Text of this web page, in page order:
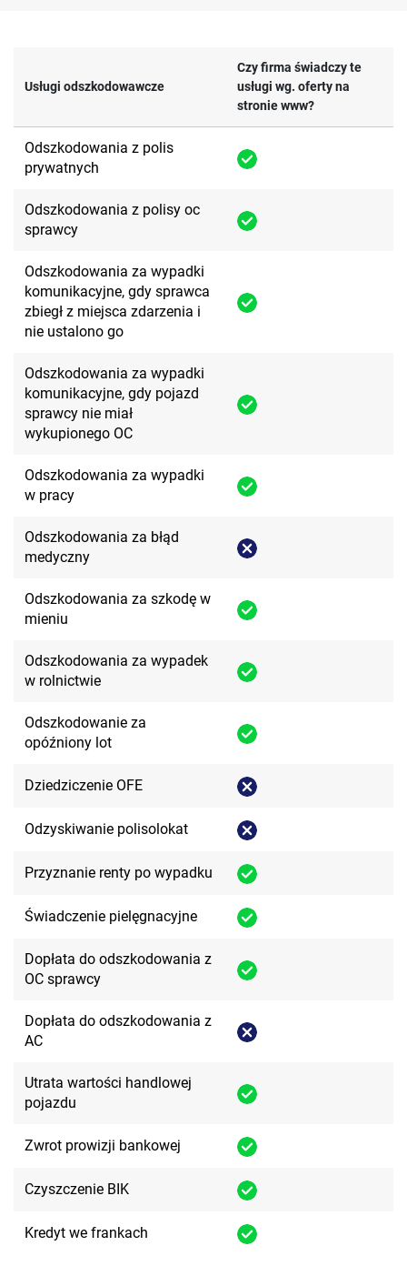
Usługi odszkodowawcze
Czy firma świadczy te
usługi wg. oferty na
stronie www?
Odszkodowania z polis
prywatnych
Odszkodowania z polisy oc
sprawcy
Odszkodowania za wypadki
komunikacyjne, gdy sprawca
zbiegł z miejsca zdarzenia i
nie ustalono go
Odszkodowania za wypadki
komunikacyjne, gdy pojazd
sprawcy nie miał
wykupionego OC
Odszkodowania za wypadki
w pracy
Odszkodowania za błąd
medyczny
Odszkodowania za szkodę w
mieniu
Odszkodowania za wypadek
w rolnictwie
Odszkodowanie za
opóźniony lot
Dziedziczenie OFE
Odzyskiwanie polisolokat
Przyznanie renty po wypadku
Świadczenie pielęgnacyjne
Dopłata do odszkodowania z
OC sprawcy
Dopłata do odszkodowania z
AC
Utrata wartości handlowej
pojazdu
Zwrot prowizji bankowej
Czyszczenie BIK
Kredyt we frankach